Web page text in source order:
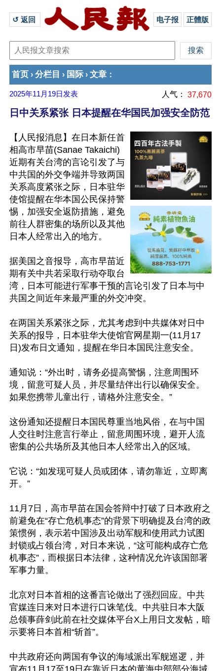
↺ 返回 电子报 正體版
首页 › 分栏目 › 国际 › 文章 ：
2025年11月19日 发表 人气： 37,670
日中关系紧张 日本提醒在华国民加强安全防范
【人民报消息】在日本新任首
相高市早苗(Sanae Takaichi)
近期有关台湾的言论引发了与
中共国的外交争端并导致两国
关系高度紧张之际，日本驻华
使馆提醒在华本国公民保持警
惕，加强安全返防措施，避免
前往人群密集的场所以及其他
日本人经常出入的地方。
据美国之音报导，高市早苗近
期有关中共若采取行动夺取台
湾，日本可能进行军事干预的言论引发了日本与中
共国之间近年来最严重的外交冲突。
在两国关系紧张之际，尤其考虑到中共媒体对日中
关系的报导，日本驻华大使馆官网星期一(11月17
日)发布日文通知，提醒在华日本国民注意安全。
通知说：“外出时，请务必提高警惕，注意周围环
境，留意可疑人员，并尽量结伴出行以确保安全。
如果您携带儿童出行，请格外注意安全。”
这份通知还提醒日本国民尊重当地风俗，在与中国
人交往时注意言行举止，留意周围环境，避开人流
密集的公共场所及其他日本人经常出入的区域。
它说：“如发现可疑人员或团体，请勿靠近，立即离
开。”
11月7日，高市早苗在国会答辩中打破了日本政府之
前避免在“存亡危机事态”的背景下明确提及台湾的政
策惯例，表示若中国涉及出动军舰和使用武力试图
封锁或占领台湾，对日本来说，“这可能构成存亡危
机事态”，而根据日本法律，这种情况允许该国部署
军事力量。
北京对日本首相的这番言论做出了强烈回应。中共
官媒连日来对日本进行口诛笔伐。中共驻日本大阪
总领事薛剑此前在社交媒体平台X上用日文发帖，暗
示要将日本首相“斩首”。
中共政府还向两国有争议的海域派出军舰巡逻，并
宣布11月17至19日在靠近日本的黄海中部部分海域